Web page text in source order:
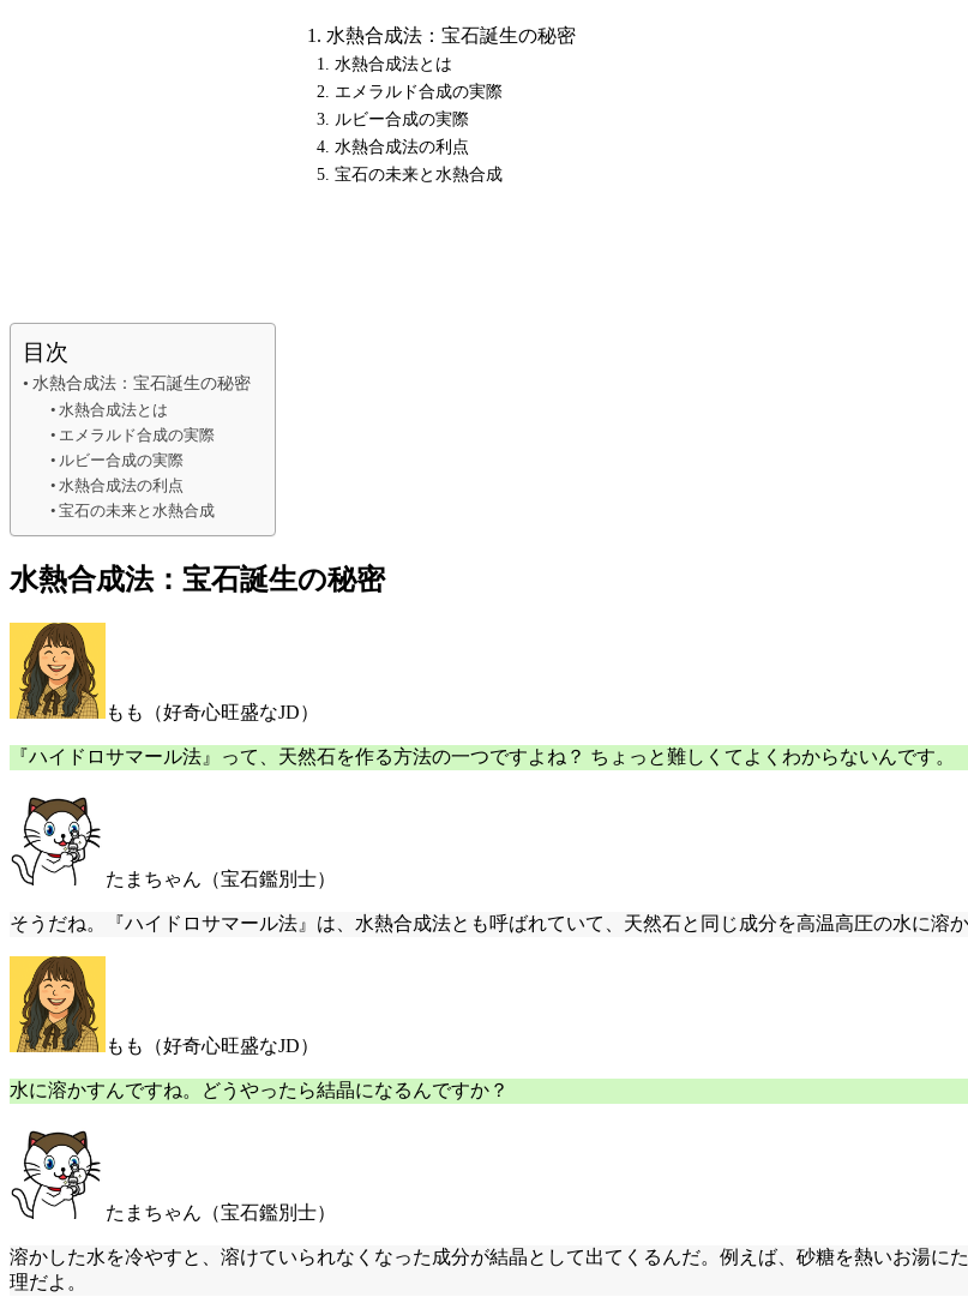
水熱合成法：宝石誕生の秘密
水熱合成法とは
エメラルド合成の実際
ルビー合成の実際
水熱合成法の利点
宝石の未来と水熱合成
目次
水熱合成法：宝石誕生の秘密
水熱合成法とは
エメラルド合成の実際
ルビー合成の実際
水熱合成法の利点
宝石の未来と水熱合成
水熱合成法：宝石誕生の秘密
もも（好奇心旺盛なJD）
『ハイドロサマール法』って、天然石を作る方法の一つですよね？ ちょっと難しくてよくわからないんです。
たまちゃん（宝石鑑別士）
そうだね。『ハイドロサマール法』は、水熱合成法とも呼ばれていて、天然石と同じ成分を高温高圧の水に溶
もも（好奇心旺盛なJD）
水に溶かすんですね。どうやったら結晶になるんですか？
たまちゃん（宝石鑑別士）
溶かした水を冷やすと、溶けていられなくなった成分が結晶として出てくるんだ。例えば、砂糖を熱いお湯
理だよ。